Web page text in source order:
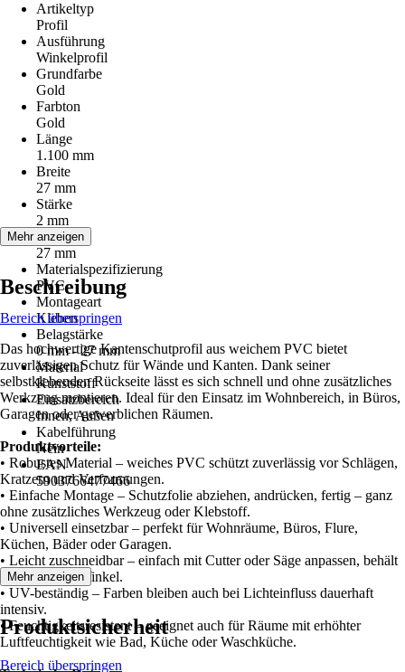
Artikeltyp
Profil
Ausführung
Winkelprofil
Grundfarbe
Gold
Farbton
Gold
Länge
1.100 mm
Breite
27 mm
Stärke
2 mm
Höhe
27 mm
Materialspezifizierung
PVC
Montageart
Kleben
Belagstärke
0 mm - 27 mm
Material
Kunststoff
Einsatzbereich
Innen, Außen
Kabelführung
Nein
EAN
5903766477466
Mehr anzeigen
Beschreibung
Bereich überspringen
Das hochwertige Kantenschutprofil aus weichem PVC bietet
zuverlässigen Schutz für Wände und Kanten. Dank seiner
selbstklebenden Rückseite lässt es sich schnell und ohne zusätzliches
Werkzeug montieren. Ideal für den Einsatz im Wohnbereich, in Büros,
Garagen oder gewerblichen Räumen.
Produktvorteile:
• Robustes Material – weiches PVC schützt zuverlässig vor Schlägen,
Kratzern und Verformungen.
• Einfache Montage – Schutzfolie abziehen, andrücken, fertig – ganz
ohne zusätzliches Werkzeug oder Klebstoff.
• Universell einsetzbar – perfekt für Wohnräume, Büros, Flure,
Küchen, Bäder oder Garagen.
• Leicht zuschneidbar – einfach mit Cutter oder Säge anpassen, behält
sauberen 90°-Winkel.
• UV-beständig – Farben bleiben auch bei Lichteinfluss dauerhaft
intensiv.
• Feuchtigkeitsresistent – geeignet auch für Räume mit erhöhter
Luftfeuchtigkeit wie Bad, Küche oder Waschküche.
Mehr anzeigen
Produktsicherheit
Bereich überspringen